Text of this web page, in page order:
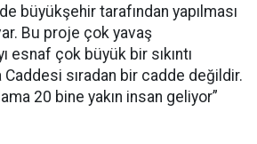
büyükşehir tarafından yapılması
Bu proje çok yavaş
esnaf çok büyük bir sıkıntı
sıradan bir cadde değildir.
20 bine yakın insan geliyor”